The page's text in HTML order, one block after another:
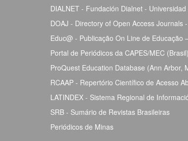
DIALNET - Fundación Dialnet -
DOAJ - Directory of Open Access Journals
Educ@ - Publicação On Line de
Portal de Periódicos da CAPES/MEC (Brasil)
ProQuest Education Database (Ann Arbor,
RCAAP - Repertório Científico de Acesso
LATINDEX - Sistema Regional de
SRB - Sumário de Revistas Brasileiras
Periódicos de Minas